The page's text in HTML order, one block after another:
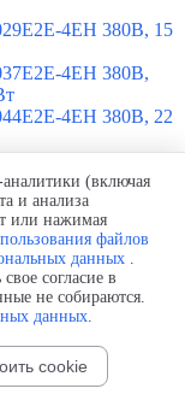
4EH 380В, 15
4EH 380В,
4EH 380В, 22
4EH 380В, 37
4EH 380В, 45
4EH 380В, 55
4EH 380В, 75
(включая
и анализа
или нажимая
файлов
данных .
согласие в
не собираются.
данных.
cookie